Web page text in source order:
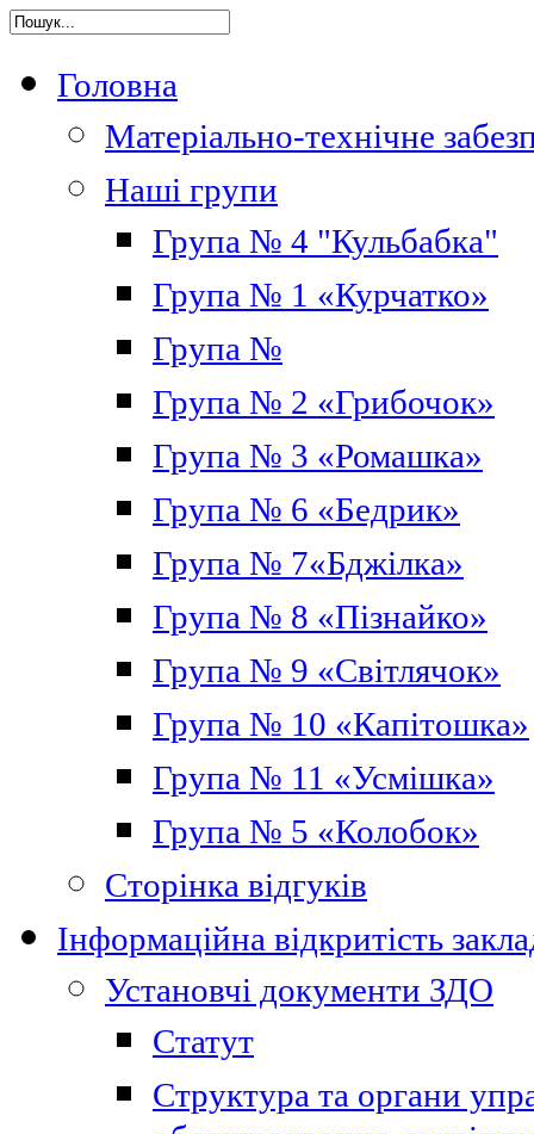
Головна
Матеріально-технічне
Наші групи
Група № 4 "Кульбабка"
Група № 1 «Курчатко»
Група №
Група № 2 «Грибочок»
Група № 3 «Ромашка»
Група № 6 «Бедрик»
Група № 7«Бджілка»
Група № 8 «Пізнайко»
Група № 9 «Світлячок»
Група № 10 «Капітошка»
Група № 11 «Усмішка»
Група № 5 «Колобок»
Сторінка відгуків
Інформаційна відкритість
Установчі документи ЗДО
Статут
Структура та органи